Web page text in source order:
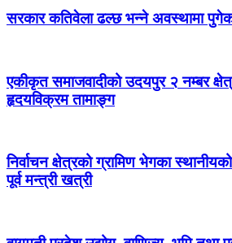
सरकार कतिवेला ढल्छ भन्ने अवस्थामा
एकीकृत समाजवादीको उदयपुर २ नम्बर
हृदयविक्रम तामाङ्ग
निर्वाचन क्षेत्रको ग्रामिण भेगका
पूर्व मन्त्री खत्री